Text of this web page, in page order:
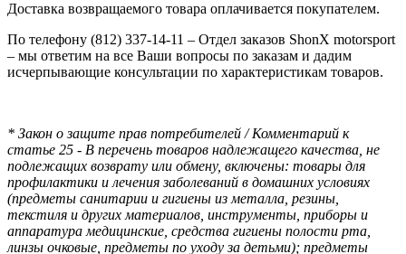
Доставка возвращаемого товара оплачивается покупателем.
По телефону (812) 337-14-11 – Отдел заказов ShonX motorsport
– мы ответим на все Ваши вопросы по заказам и дадим
исчерпывающие консультации по характеристикам товаров.
* Закон о защите прав потребителей / Комментарий к
статье 25 - В перечень товаров надлежащего качества, не
подлежащих возврату или обмену, включены: товары для
профилактики и лечения заболеваний в домашних условиях
(предметы санитарии и гигиены из металла, резины,
текстиля и других материалов, инструменты, приборы и
аппаратура медицинские, средства гигиены полости рта,
линзы очковые, предметы по уходу за детьми); предметы